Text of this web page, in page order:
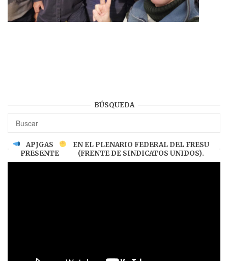
BÚSQUEDA
APJGAS
PRESENTE
EN EL PLENARIO FEDERAL DEL FRESU
(FRENTE DE SINDICATOS UNIDOS).